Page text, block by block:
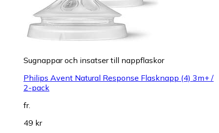
Sugnappar och insatser till nappflaskor
Philips Avent Natural Response Flasknapp (4) 3m+ /
2-pack
fr.
49 kr